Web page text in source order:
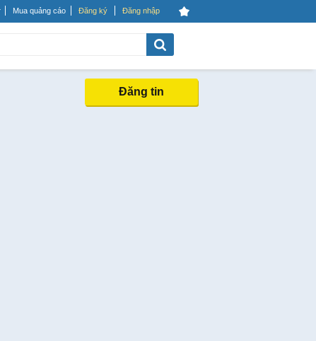
Mua quảng cáo Đăng ký Đăng nhập
Đăng tin